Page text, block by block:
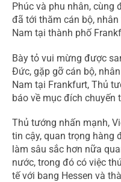
Phúc và phu nhân, cùng
đã tới thăm cán bộ,
Nam tại thành phố
Bày tỏ vui mừng được
Đức, gặp gỡ cán bộ,
Nam tại Frankfurt, Thủ
báo về mục đích chuyến
Thủ tướng nhấn mạnh,
tin cậy, quan trọng hàng
làm sâu sắc hơn nữa
nước, trong đó có việc
tế với bang Hessen và